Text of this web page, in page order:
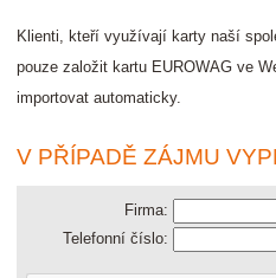
Klienti, kteří využívají karty naší
pouze založit kartu EUROWAG ve
importovat automaticky.
V PŘÍPADĚ ZÁJMU
Firma:
Telefonní číslo: